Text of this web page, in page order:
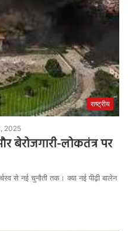
राष्ट्रीय
2025
बेरोजगारी-लोकतंत्र पर
से नई चुनौती तक। क्या नई पीढ़ी बालेन